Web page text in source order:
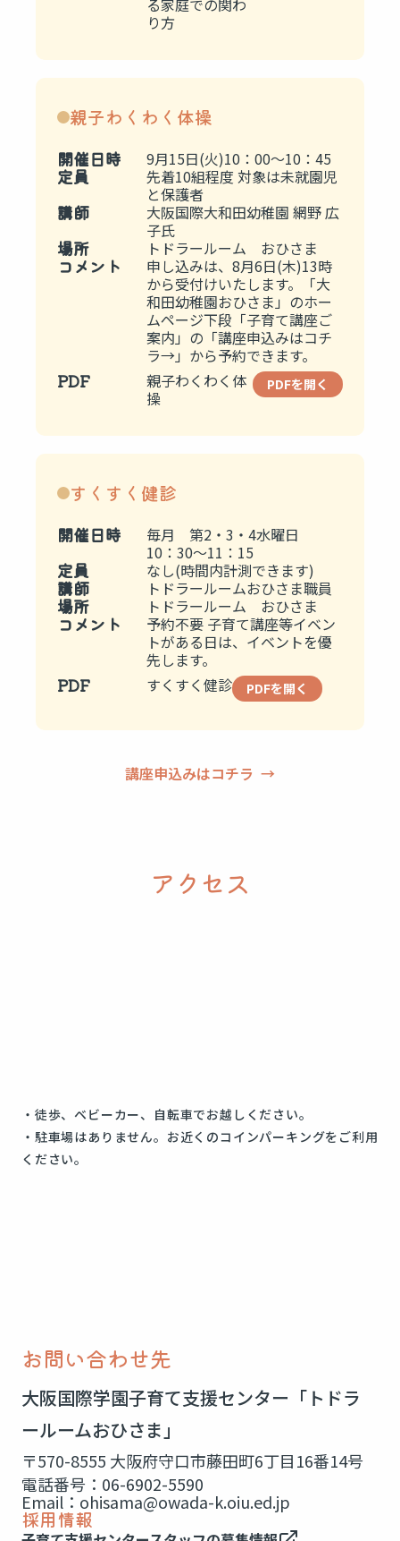
る家庭での関わ
り方
親子わくわく体操
開催日時 9月15日(火)10：00～10：45
定員
先着10組程度 対象は未就園児
と保護者
講師
大阪国際大和田幼稚園 網野 広
子氏
場所 トドラールーム おひさま
コメント
申し込みは、8月6日(木)13時
から受付けいたします。「大
和田幼稚園おひさま」のホー
ムページ下段「子育て講座ご
案内」の「講座申込みはコチ
ラ→」から予約できます。
PDF
親子わくわく体
操
PDFを開く
すくすく健診
開催日時
毎月 第2・3・4水曜日
10：30～11：15
定員 なし(時間内計測できます)
講師 トドラールームおひさま職員
場所 トドラールーム おひさま
コメント
予約不要 子育て講座等イベン
トがある日は、イベントを優
先します。
PDF すくすく健診 PDFを開く
講座申込みはコチラ
アクセス
・徒歩、ベビーカー、自転車でお越しください。
・駐車場はありません。お近くのコインパーキングをご利用
ください。
お問い合わせ先
大阪国際学園子育て支援センター「トドラ
ールームおひさま」
〒570-8555 大阪府守口市藤田町6丁目16番14号
電話番号：06-6902-5590
Email：ohisama@owada-k.oiu.ed.jp
採用情報